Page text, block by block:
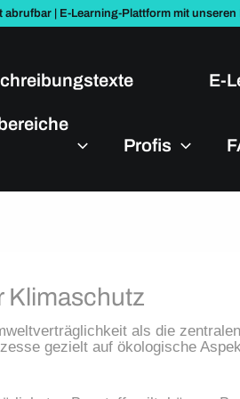
abrufbar | E-Learning-Plattform mit unseren
E-
Profis
Klimaschutz
als die
gezielt auf ökologische